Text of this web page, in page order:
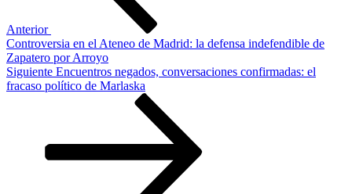
Anterior
Controversia en el Ateneo de Madrid: la defensa indefendible de
Zapatero por Arroyo
Siguiente
entrada
Siguiente Encuentros negados, conversaciones confirmadas: el
fracaso político de Marlaska